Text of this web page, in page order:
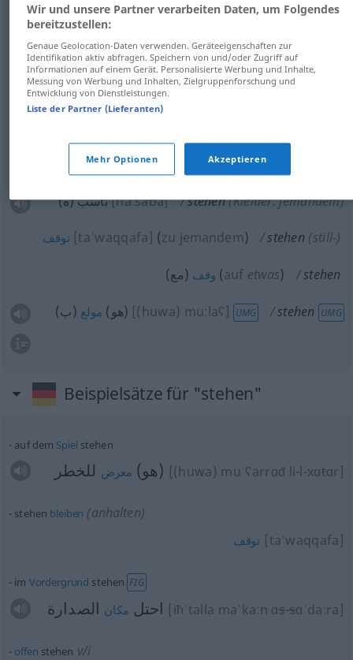
كان (geschriebenin einem Buch etc)
stehen
جاء(في) [dʒaːʔa, iː] stehen (in der Zeitung)
ناسب (ه)[naːsaba] stehen(Kleider: jemandem)
توقف [taˈwaqqafa] (zu jemandem) stehen (still-)
وقف (مع) (auf etwas) stehen
(هو) مولع (ب) [(huwa) muːlaʕ] UMG stehen UMG
Beispielsätze für "stehen"
auf dem Spiel stehen
(هو) معرض للخطر [(huwa) muˈʕarrɑđ li-l-xɑtɑr]
stehen bleiben (anhalten)
توقف [taˈwaqqafa]
im Vordergrund stehen FIG
احتل مكان الصدارة [iħˈtalla maˈkaːn ɑs-sɑˈdaːra]
offen stehen v/i
Wir und unsere Partner verarbeiten Daten, um Folgendes
bereitzustellen:
Genaue Geolocation-Daten verwenden. Geräteeigenschaften zur
Identifikation aktiv abfragen. Speichern von und/oder Zugriff auf
Informationen auf einem Gerät. Personalisierte Werbung und Inhalte,
Messung von Werbung und Inhalten, Zielgruppenforschung und
Entwicklung von Dienstleistungen.
Liste der Partner (Lieferanten)
Mehr Optionen Akzeptieren